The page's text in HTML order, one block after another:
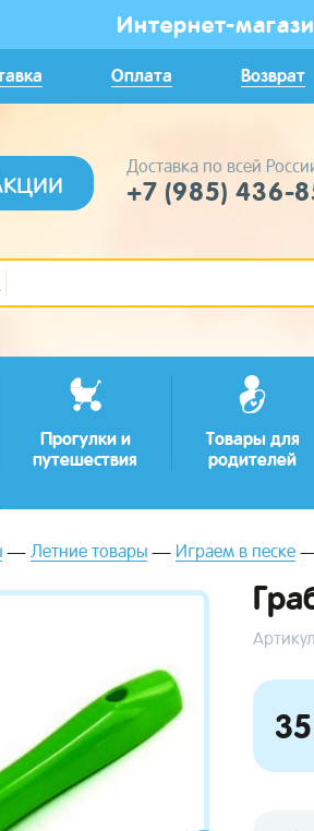
Интернет-
Оплата Возврат
Доставка по всей
+7 (985) 436-
Прогулки и
путешествия
Товары для
родителей
Летние товары Играем в песке